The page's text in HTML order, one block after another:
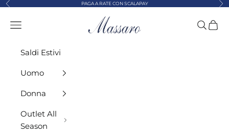
Vai al contenuto
Precedente PAGA A RATE CON SCALAPAY
MASSARO
Menù Cerca
Saldi Estivi
Uomo
Donna
Outlet All
Season